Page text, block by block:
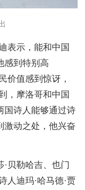
表示，能和中国
感到特别高
价值感到惊讶，
，摩洛哥和中国
国诗人能够通过诗
激动之处，他兴奋
贝勒哈吉、也门
人迪玛·哈马德·贾